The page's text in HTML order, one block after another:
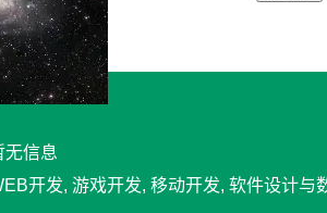
无信息
开发, 游戏开发, 移动开发, 软件设计与